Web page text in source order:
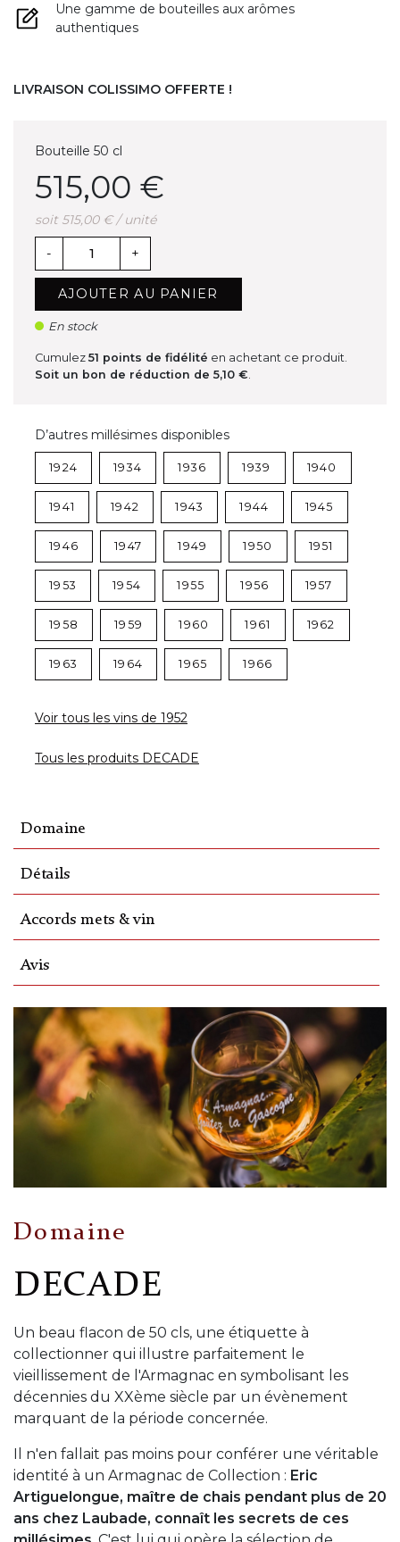
Une gamme de bouteilles aux arômes
authentiques
LIVRAISON COLISSIMO OFFERTE !
Bouteille 50 cl
515,00 €
soit 515,00 € / unité
- +
AJOUTER AU PANIER
En stock
Cumulez 51 points de fidélité en achetant ce produit.
Soit un bon de réduction de 5,10 €
D’autres millésimes disponibles
1924 1934 1936 1939 1940
1941 1942 1943 1944 1945
1946 1947 1949 1950 1951
1953 1954 1955 1956 1957
1958 1959 1960 1961 1962
1963 1964 1965 1966
Voir tous les vins de 1952
Tous les produits DECADE
Domaine
Détails
Accords mets & vin
Avis
Domaine
DECADE
Un beau flacon de 50 cls, une étiquette à
collectionner qui illustre parfaitement le
vieillissement de l'Armagnac en symbolisant les
décennies du XXème siècle par un évènement
marquant de la période concernée.
Il n'en fallait pas moins pour conférer une véritable
identité à un Armagnac de Collection : Eric
Artiguelongue, maître de chais pendant plus de 20
ans chez Laubade, connaît les secrets de ces